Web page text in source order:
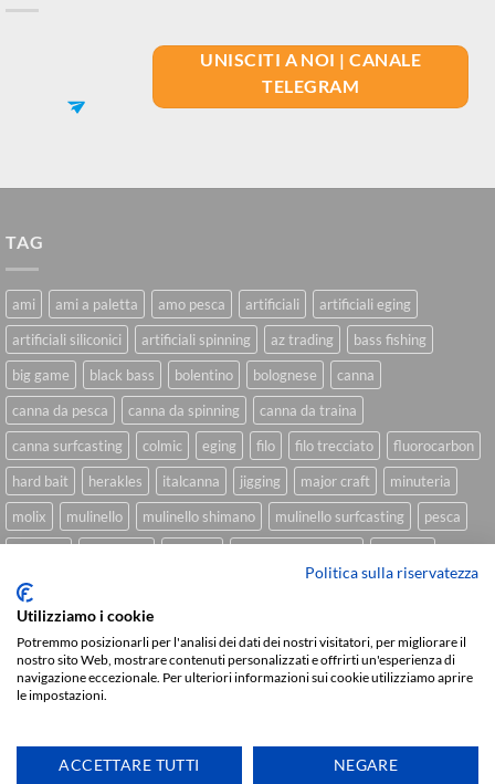
UNISCITI A NOI | CANALE
TELEGRAM
TAG
ami ami a paletta amo pesca artificiali
artificiali eging
artificiali siliconici
artificiali spinning az trading
bass fishing
big game
black bass bolentino bolognese
canna
canna da pesca
canna da spinning
canna da traina
canna surfcasting
colmic eging filo filo trecciato
fluorocarbon
hard bait
herakles italcanna jigging major craft
minuteria
molix
mulinello mulinello shimano mulinello surfcasting
pesca
spinning inshore
Sviluppato daWe Blink Design
Delivery
Politica sulla riservatezza
Utilizziamo i cookie
Potremmo posizionarli per l'analisi dei dati dei nostri visitatori, per migliorare il
nostro sito Web, mostrare contenuti personalizzati e offrirti un'esperienza di
navigazione eccezionale. Per ulteriori informazioni sui cookie utilizziamo aprire
le impostazioni.
ACCETTARE TUTTI NEGARE